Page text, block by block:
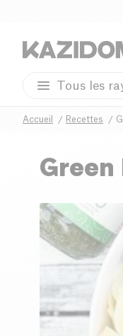
Tous les
Accueil Recettes
Green